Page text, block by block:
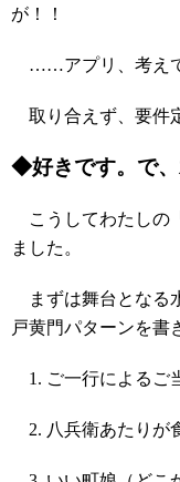
が！！
……アプリ、考えて
取り合えず、要件
◆好きです。で
こうしてわたしの
ました。
まずは舞台となる
戸黄門パターンを書
ご一行によるご
八兵衛あたりが